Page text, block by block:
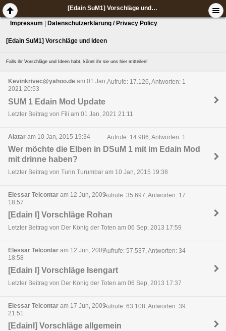
[Edain SuM1] Vorschläge und Ideen
Impressum Datenschutzerklärung / Privacy Policy
[Edain SuM1] Vorschläge und Ideen
Falls ihr Vorschläge und Ideen habt, könnt ihr sie uns hier mitteilen!
Kevinkrivec@yahoo.de am 01 Jan,
2021 20:53
Aufrufe: 17.126, Antworten: 1
SUM 1 Edain Mod Update
Letzter Beitrag von Fíli am 01 Jan, 2021 21:11
Alatar am 10 Jan, 2015 19:34 Aufrufe: 14.986, Antworten: 1
Wer möchte die Elben in DSuM 1 mit im Edain Mod
mit drinne haben?
Letzter Beitrag von Turin Turumbar am 10 Jan, 2015 19:38
Elessar Telcontar am 12 Jun, 2009
18:57
Aufrufe: 35.697, Antworten: 17
[Edain I] Vorschläge Rohan
Letzter Beitrag von Der König der Toten am 06 Sep, 2013 17:59
Elessar Telcontar am 12 Jun, 2009
18:58
Aufrufe: 57.537, Antworten: 34
[Edain I] Vorschläge Isengart
Letzter Beitrag von Der König der Toten am 06 Sep, 2013 17:37
Elessar Telcontar am 17 Jun, 2009
21:51
Aufrufe: 63.108, Antworten: 39
[EdainI] Vorschläge allgemein